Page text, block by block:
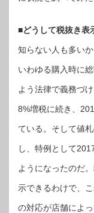
■どうして税抜き表
知らない人も多い
いわゆる購入時に
よう法律で義務づ
8%増税に続き、
ている。そして値
し、特例として
ようになったのだ
示できるわけで、
の対応が店舗によ